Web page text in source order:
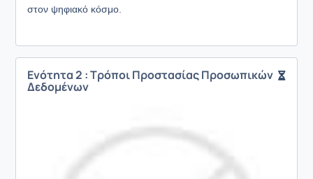
στον ψηφιακό κόσμο.
Ενότητα 2 : Τρόποι Προστασίας Προσωπικών
Δεδομένων